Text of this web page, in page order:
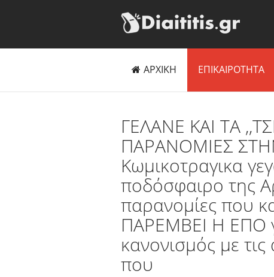
ΑΡΧΙΚΗ ΕΠΙΚΑΙΡΟΤΗΤΑ
ΓΕΛΑΝΕ ΚΑΙ ΤΑ
ΠΑΡΑΝΟΜΙΕΣ
Κωμικοτραγικα
ποδόσφαιρο της
παρανομίες που
ΠΑΡΕΜΒΕΙ Η ΕΠΟ
κανονισμός με
που